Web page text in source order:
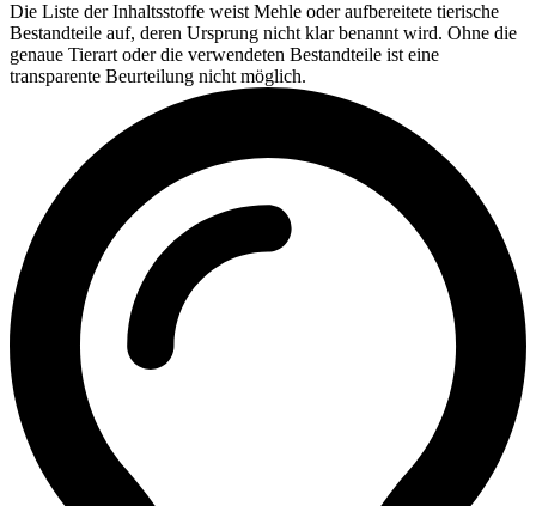
Die Liste der Inhaltsstoffe weist Mehle oder aufbereitete tierische
Bestandteile auf, deren Ursprung nicht klar benannt wird. Ohne die
genaue Tierart oder die verwendeten Bestandteile ist eine
transparente Beurteilung nicht möglich.